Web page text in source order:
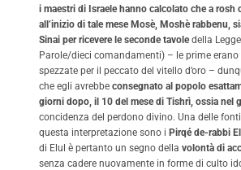
i maestri di Israele hanno calcolato che a rosh
all’inizio di tale mese Mosè, Moshè rabbenu,
Sinai per ricevere le seconde tavoledella
Parole/dieci comandamenti) – le prime erano
spezzate per il peccato del vitello d’oro –
che egli avrebbe consegnato al popolo
giorni dopo, il 10 del mese di Tishrì, ossia nel
concidenza del perdono divino. Una delle
questa interpretazione sono i Pirqé de-rabbi
di Elul è pertanto un segno della volontà di
senza cadere nuovamente in forme di culto